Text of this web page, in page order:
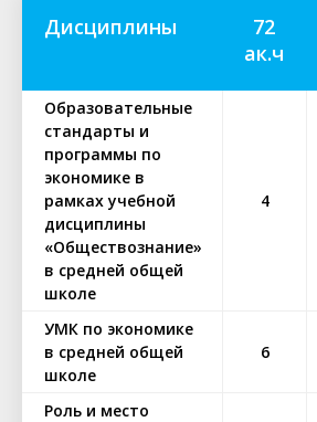
Дисциплины
72
ак.ч
Образовательные
стандарты и
программы по
экономике в
рамках учебной
дисциплины
«Обществознание»
в средней общей
школе
4
УМК по экономике
в средней общей
школе
6
Роль и место